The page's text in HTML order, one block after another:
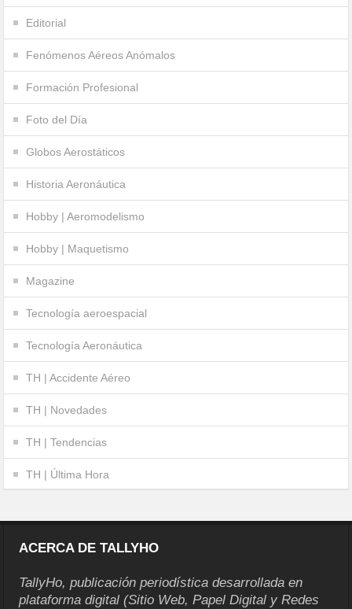
Editorial
Fenómenos Aéreos Anómalos
Formación Profesional
Foto del Día
Globos Aerostáticos
Historia Aeronáutica
Hobby | Aeromodelismo
Hobby | Maquetismo
Magazine
Tecnología aeroespacial
Tecnología Aeronáutica
TH | Accidente Aéreo
TH | Novedades
TH | Tendencias
TH | Última Hora
ACERCA DE TALLYHO
TallyHo, publicación periodística desarrollada en
plataforma digital (Sitio Web, Papel Digital y Redes